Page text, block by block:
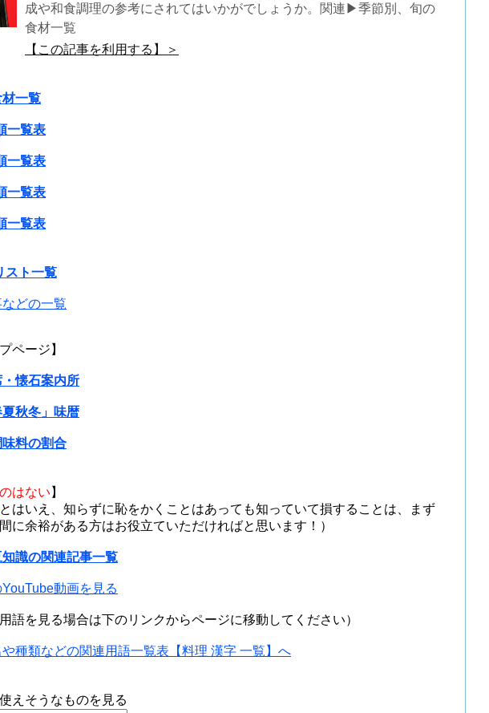
成や和食調理の参考にされてはいかがでしょうか。関連▶季節別、旬の
食材一覧
【この記事を利用する】＞
一覧
一覧表
一覧表
一覧表
一覧表
スト一覧
どの一覧
ページ】
・懐石案内所
秋冬」味暦
料の割合
はない 】
とはいえ、知らずに恥をかくことはあっても知っていて損することは、まず
に余裕がある方はお役立ていただければと思います！）
識の関連記事一覧
動画を見る
語を見る場合は下のリンクからページに移動してください）
種類などの関連用語一覧表【料理 漢字 一覧】へ
えそうなものを見る